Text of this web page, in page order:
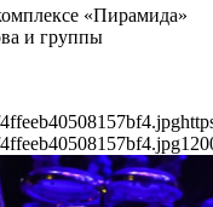
«Пирамида»
и группы